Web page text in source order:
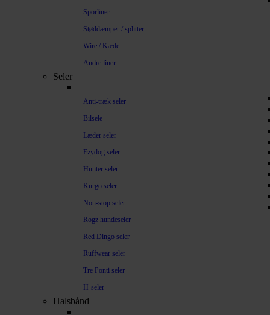
Sporliner
Støddæmper / splitter
Wire / Kæde
Andre liner
Seler
Anti-træk seler
Bilsele
Læder seler
Ezydog seler
Hunter seler
Kurgo seler
Non-stop seler
Rogz hundeseler
Red Dingo seler
Ruffwear seler
Tre Ponti seler
H-seler
Halsbånd